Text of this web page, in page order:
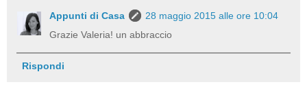
Appunti di Casa
28 maggio 2015 alle ore 10:04
Grazie Valeria! un abbraccio
Rispondi